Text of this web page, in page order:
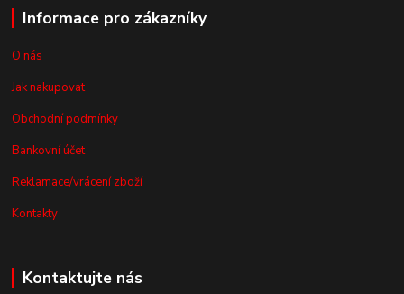
Informace pro zákazníky
O nás
Jak nakupovat
Obchodní podmínky
Bankovní účet
Reklamace/vrácení zboží
Kontakty
Kontaktujte nás